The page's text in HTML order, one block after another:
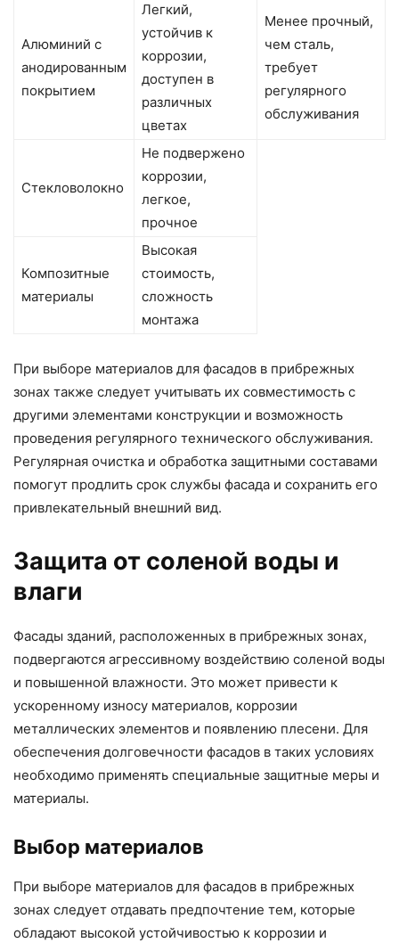
Алюминий с
анодированным
покрытием
Легкий,
устойчив к
коррозии,
доступен в
различных
цветах
Менее прочный,
чем сталь,
требует
регулярного
обслуживания
Стекловолокно
Не подвержено
коррозии,
легкое,
прочное
Композитные
материалы
Высокая
стоимость,
сложность
монтажа
При выборе материалов для фасадов в прибрежных
зонах также следует учитывать их совместимость с
другими элементами конструкции и возможность
проведения регулярного технического обслуживания.
Регулярная очистка и обработка защитными составами
помогут продлить срок службы фасада и сохранить его
привлекательный внешний вид.
Защита от соленой воды и
влаги
Фасады зданий, расположенных в прибрежных зонах,
подвергаются агрессивному воздействию соленой воды
и повышенной влажности. Это может привести к
ускоренному износу материалов, коррозии
металлических элементов и появлению плесени. Для
обеспечения долговечности фасадов в таких условиях
необходимо применять специальные защитные меры и
материалы.
Выбор материалов
При выборе материалов для фасадов в прибрежных
зонах следует отдавать предпочтение тем, которые
обладают высокой устойчивостью к коррозии и